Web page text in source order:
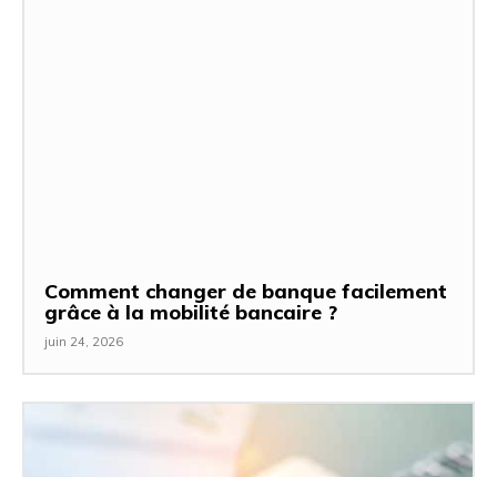
Comment changer de banque facilement
grâce à la mobilité bancaire ?
juin 24, 2026